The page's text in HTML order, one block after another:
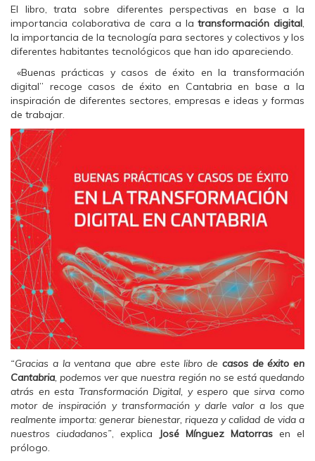
e
b
o
o
k
(
e
a
b
r
e
e
n
n
a
v
e
n
t
a
n
a
n
u
e
v
a
)
t
t
e
r
S
b
r
e
e
n
u
n
a
e
v
a
)
t
s
A
p
p
(
S
e
a
b
r
n
e
n
t
a
n
a
n
e
v
a
)
El libro, trata sobre diferentes perspectivas en base a la
importancia colaborativa de cara a la transformación digital,
la importancia de la tecnología para sectores y colectivos y los
diferentes habitantes tecnológicos que han ido apareciendo.
«Buenas prácticas y casos de éxito en la transformación
digital” recoge casos de éxito en Cantabria en base a la
inspiración de diferentes sectores, empresas e ideas y formas
de trabajar.
“Gracias a la ventana que abre este libro de casos de éxito en
Cantabria , podemos ver que nuestra región no se está quedando
atrás en esta Transformación Digital, y espero que sirva como
motor de inspiración y transformación y darle valor a los que
realmente importa: generar bienestar, riqueza y calidad de vida a
nuestros ciudadanos” , explica José Mínguez Matorras en el
prólogo.